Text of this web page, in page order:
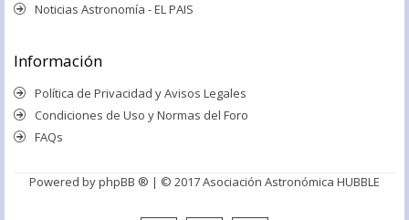
Noticias Astronomía - EL PAIS
Información
Política de Privacidad y Avisos Legales
Condiciones de Uso y Normas del Foro
FAQs
Powered byphpBB ® | © 2017 Asociación Astronómica HUBBLE